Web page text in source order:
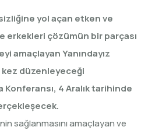
yol açan etken ve
erkekleri çözümün bir parçası
amaçlayan Yanındayız
kez düzenleyeceği
4 Aralık tarihinde
sağlanmasını amaçlayan ve